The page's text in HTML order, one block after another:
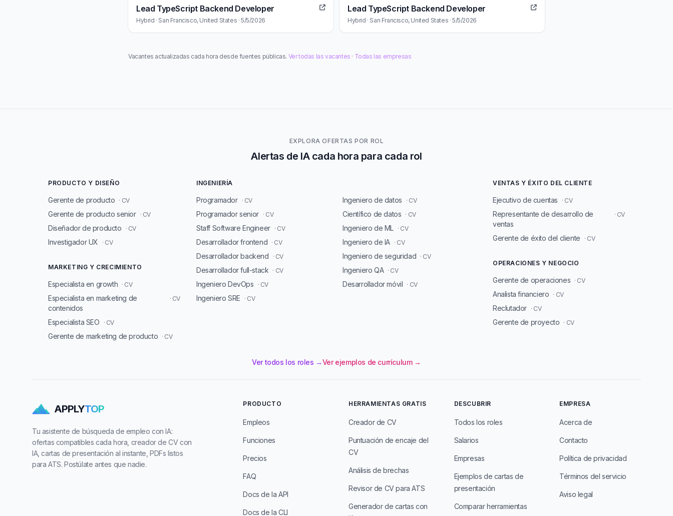
Lead TypeScript Backend Developer
Hybrid · San Francisco, United States · 5/5/2026
Lead TypeScript Backend Developer
Hybrid · San Francisco, United States · 5/5/2026
Vacantes actualizadas cada hora desde fuentes públicas. Ver todas las vacantes · Todas las empresas
EXPLORA OFERTAS POR ROL
Alertas de IA cada hora para cada rol
PRODUCTO Y DISEÑO
Gerente de producto · CV
Gerente de producto senior · CV
Diseñador de producto · CV
Investigador UX · CV
MARKETING Y CRECIMIENTO
Especialista en growth · CV
Especialista en marketing de
contenidos
· CV
Especialista SEO · CV
Gerente de marketing de producto · CV
INGENIERÍA
Programador · CV
Programador senior · CV
Staff Software Engineer · CV
Desarrollador frontend · CV
Desarrollador backend · CV
Desarrollador full-stack · CV
Ingeniero DevOps · CV
Ingeniero SRE · CV
Ingeniero de datos · CV
Científico de datos · CV
Ingeniero de ML · CV
Ingeniero de IA · CV
Ingeniero de seguridad · CV
Ingeniero QA · CV
Desarrollador móvil · CV
VENTAS Y ÉXITO DEL CLIENTE
Ejecutivo de cuentas · CV
Representante de desarrollo de
ventas
· CV
Gerente de éxito del cliente · CV
OPERACIONES Y NEGOCIO
Gerente de operaciones · CV
Analista financiero · CV
Reclutador · CV
Gerente de proyecto · CV
Ver todos los roles →Ver ejemplos de currículum →
APPLYTOP
Tu asistente de búsqueda de empleo con IA:
ofertas compatibles cada hora, creador de CV con
IA, cartas de presentación al instante, PDFs listos
para ATS. Postúlate antes que nadie.
PRODUCTO
Empleos
Funciones
Precios
FAQ
Docs de la API
Docs de la CLI
HERRAMIENTAS GRATIS
Creador de CV
Puntuación de encaje del
CV
Análisis de brechas
Revisor de CV para ATS
Generador de cartas con
DESCUBRIR
Todos los roles
Salarios
Empresas
Ejemplos de cartas de
presentación
Comparar herramientas
EMPRESA
Acerca de
Contacto
Política de privacidad
Términos del servicio
Aviso legal